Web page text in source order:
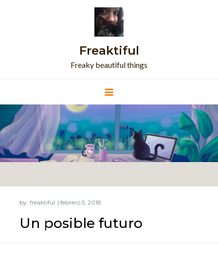
Freaktiful
Freaky beautiful things
by: freaktiful
Un posible futuro